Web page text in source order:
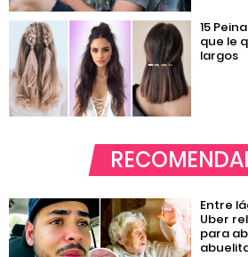
15
que le
largos
Entre
Uber
para